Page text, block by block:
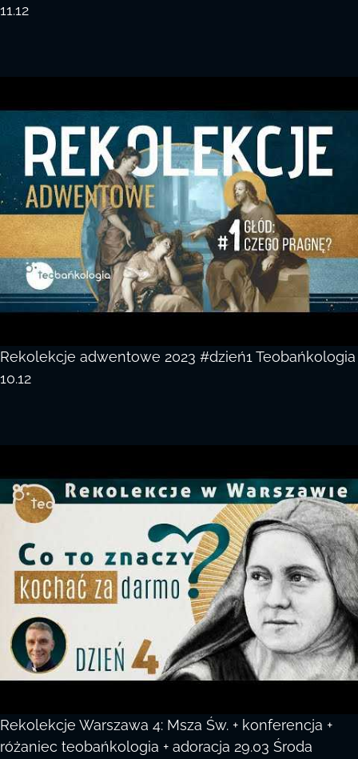
11.12
Rekolekcje adwentowe 2023 #dzień1 Teobańkologia
10.12
Rekolekcje Warszawa 4: Msza Św. + konferencja +
różaniec teobańkologia + adoracja 29.03 Środa